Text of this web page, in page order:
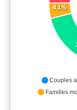
4.1%
Couples
Familles